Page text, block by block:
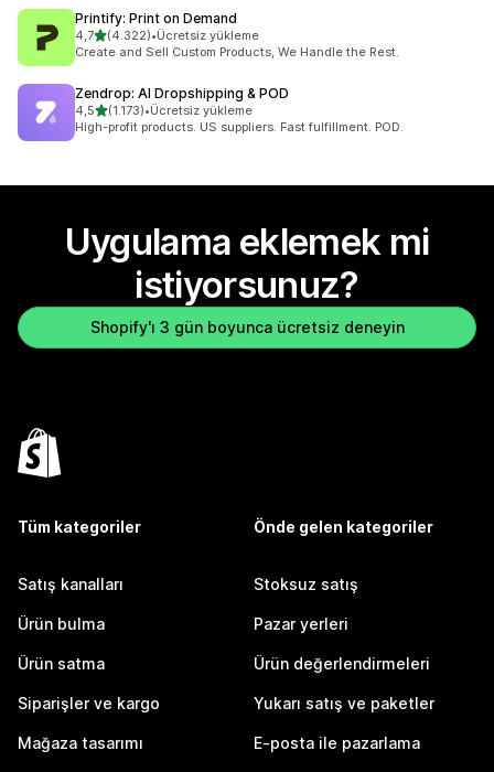
Printify: Print on Demand
4,75 yıldız üzerinden
(4.322)
toplam 4322 değerlendirme
•Ücretsiz yükleme
Create and Sell Custom Products, We Handle the Rest.
Zendrop: AI Dropshipping & POD
4,55 yıldız üzerinden
(1.173)
toplam 1173 değerlendirme
•Ücretsiz yükleme
High-profit products. US suppliers. Fast fulfillment. POD.
Uygulama eklemek mi
istiyorsunuz?
Shopify'ı 3 gün boyunca ücretsiz deneyin
Tüm kategoriler
Satış kanalları
Ürün bulma
Ürün satma
Siparişler ve kargo
Mağaza tasarımı
Önde gelen kategoriler
Stoksuz satış
Pazar yerleri
Ürün değerlendirmeleri
Yukarı satış ve paketler
E-posta ile pazarlama